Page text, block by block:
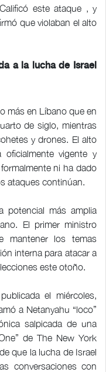
este ataque , y
que violaban el alto
a la lucha de Israel
más en Líbano que en
de siglo, mientras
y drones. El alto
vigente y
ni ha dado
ataques continúan.
potencial más amplia
El primer ministro
mantener los temas
interna para atacar a
este otoño.
el miércoles,
a Netanyahu “loco”
salpicada de una
de The New York
que la lucha de Israel
conversaciones con